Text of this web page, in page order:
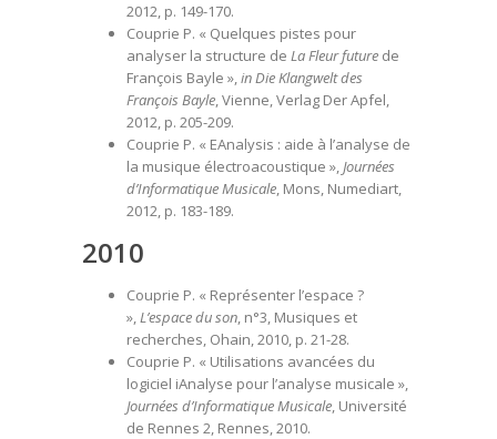
2012, p. 149-170.
Couprie P. « Quelques pistes pour
analyser la structure de La Fleur future de
François Bayle »,inDie Klangwelt des
François Bayle, Vienne, Verlag Der Apfel,
2012, p. 205-209.
Couprie P. « EAnalysis : aide à l’analyse de
la musique électroacoustique »,Journées
d’Informatique Musicale, Mons, Numediart,
2012, p. 183-189.
2010
Couprie P. « Représenter l’espace ?
»,L’espace du son, n°3, Musiques et
recherches, Ohain, 2010, p. 21-28.
Couprie P. « Utilisations avancées du
logiciel iAnalyse pour l’analyse musicale »,
Journées d’Informatique Musicale, Université
de Rennes 2, Rennes, 2010.